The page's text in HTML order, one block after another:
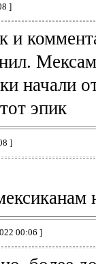
]
и
начали
эпик
]
00:06 ]